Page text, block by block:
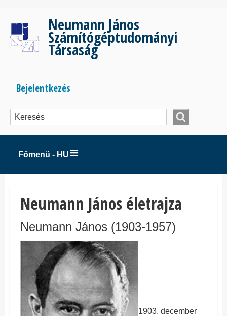
tartalomra
Neumann János
Számítógéptudományi
Társaság
Bejelentkezés
menüje
Bejelentkezés
Főmenü - HU
Neumann János életrajza
Neumann János (1903-1957)
1903. december